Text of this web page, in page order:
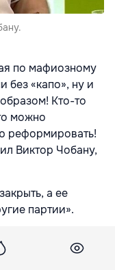
по мафиозному
без «капо», ну и
Кто-то
можно
реформировать!
Виктор Чобану,
а ее
партии».
есть нормальные